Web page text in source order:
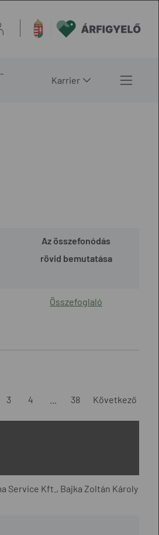
Karrier
Az összefonódás
rövid bemutatása
Összefoglaló
3 4 38 Következő
Service Kft., Bajka Zoltán Károly